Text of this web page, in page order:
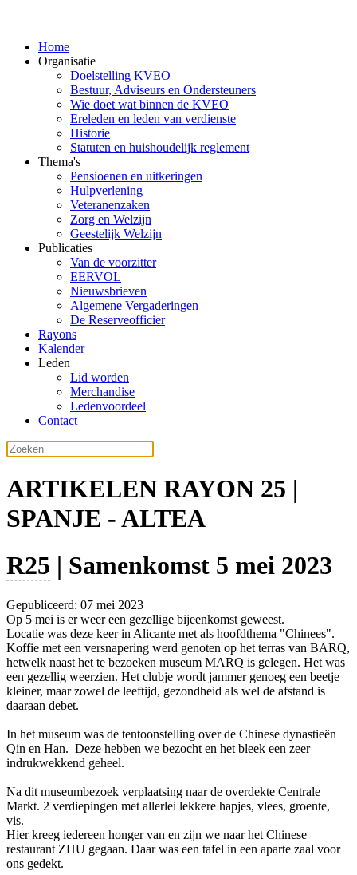
Home
Organisatie
Doelstelling KVEO
Bestuur, Adviseurs en Ondersteuners
Wie doet wat binnen de KVEO
Ereleden en leden van verdienste
Historie
Statuten en huishoudelijk reglement
Thema's
Pensioenen en uitkeringen
Hulpverlening
Veteranenzaken
Zorg en Welzijn
Geestelijk Welzijn
Publicaties
Van de voorzitter
EERVOL
Nieuwsbrieven
Algemene Vergaderingen
De Reserveofficier
Rayons
Kalender
Leden
Lid worden
Merchandise
Ledenvoordeel
Contact
ARTIKELEN RAYON 25 |
SPANJE - ALTEA
R25 | Samenkomst 5 mei 2023
Gepubliceerd: 07 mei 2023
Op 5 mei is er weer een gezellige bijeenkomst geweest.
Locatie was deze keer in Alicante met als hoofdthema "Chinees".
Koffie met een versnapering werd genoten op het terras van BARQ,
hetwelk naast het te bezoeken museum MARQ is gelegen. Het was
een gezellig weerzien. Het clubje wordt jammer genoeg een beetje
kleiner, maar zowel de leeftijd, gezondheid als wel de afstand is
daaraan debet.
In het museum was de tentoonstelling over de Chinese dynastieën
Qin en Han. Deze hebben we bezocht en het bleek een zeer
indrukwekkend geheel.
Na dit museumbezoek verplaatsing naar de overdekte Centrale
Markt. 2 verdiepingen met allerlei lekkere hapjes, vlees, groente,
vis.
Hier kreeg iedereen honger van en zijn we naar het Chinese
restaurant ZHU gegaan. Daar was een tafel in een aparte zaal voor
ons gedekt.